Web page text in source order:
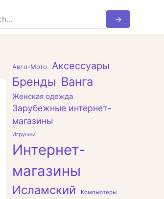
Авто-Мото Аксессуары
Бренды Ванга
Женская одежда
Зарубежные интернет-
магазины
Игрушки
Интернет-
магазины
Исламский Компьютеры